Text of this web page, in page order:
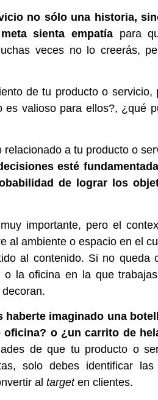
no sólo una historia,
sienta empatíapara
veces no lo creerás,
de tu producto o servicio,
es valioso para ellos?, ¿qué
a tu producto o
esté
de lograr los
importante, pero el
al ambiente o espacio en el
al contenido. Si no queda
la oficina en la que
haberte imaginado una
oficina? o ¿un carrito de
de que tu producto o
solo debes identificar las
al targeten clientes.